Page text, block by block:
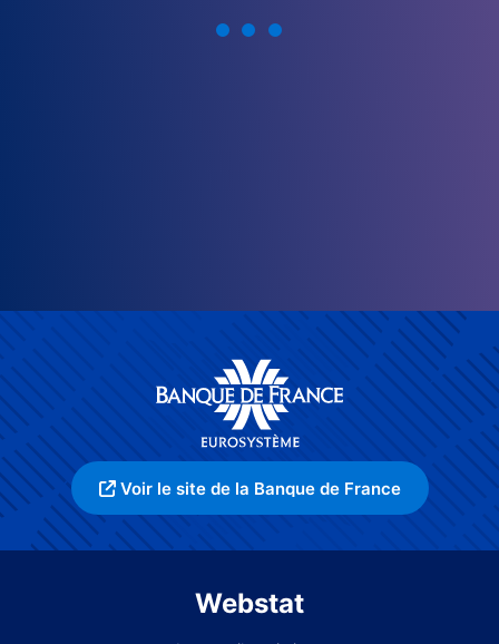
Voir le site de la Banque de France
Webstat